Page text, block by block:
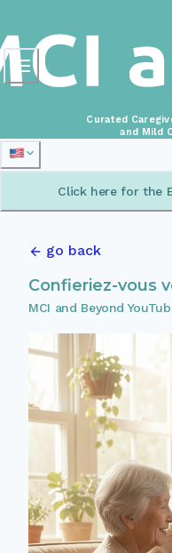
Curated
and Mild
Click here for the
go back
Confieriez-vous
MCI and Beyond